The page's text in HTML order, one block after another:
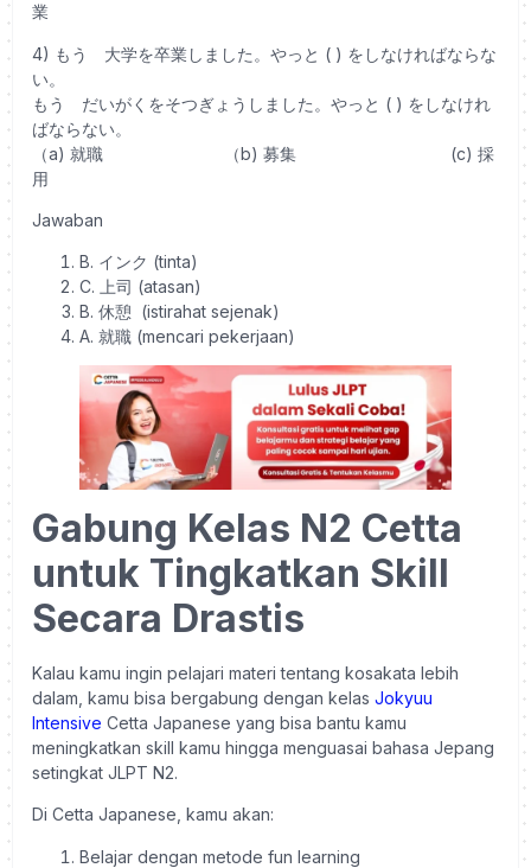
業
4) もう 大学を卒業しました。やっと ( ) をしなければならな
い。
もう だいがくをそつぎょうしました。やっと ( ) をしなけれ
ばならない。
（a) 就職 （b) 募集 (c) 採
用
Jawaban
B. インク (tinta)
C. 上司 (atasan)
B. 休憩 (istirahat sejenak)
A. 就職 (mencari pekerjaan)
Gabung Kelas N2 Cetta
untuk Tingkatkan Skill
Secara Drastis
Kalau kamu ingin pelajari materi tentang kosakata lebih
dalam, kamu bisa bergabung dengan kelas Jokyuu
Intensive Cetta Japanese yang bisa bantu kamu
meningkatkan skill kamu hingga menguasai bahasa Jepang
setingkat JLPT N2.
Di Cetta Japanese, kamu akan:
Belajar dengan metode fun learning